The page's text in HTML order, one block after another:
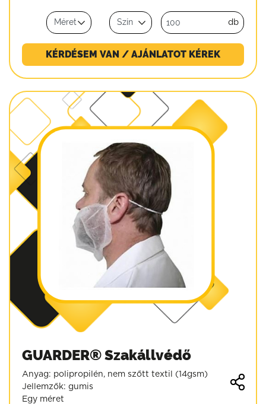
db
KÉRDÉSEM VAN / AJÁNLATOT KÉREK
GUARDER® Szakállvédő
Anyag: polipropilén, nem szőtt textil (14gsm)
Jellemzők: gumis
Egy méret